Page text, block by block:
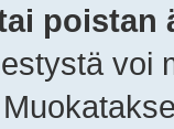
poistan
voi